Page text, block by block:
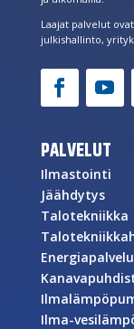
Laajat palvelut
julkishallinto,
PALVELUT
Ilmastointi
Jäähdytys
Talotekniikka
Ilma-